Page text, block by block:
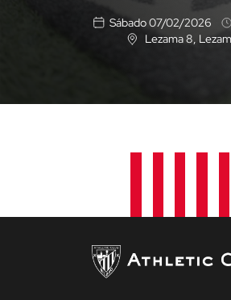
Sábado 07/02/2026
U
n
Lezama 8 ,